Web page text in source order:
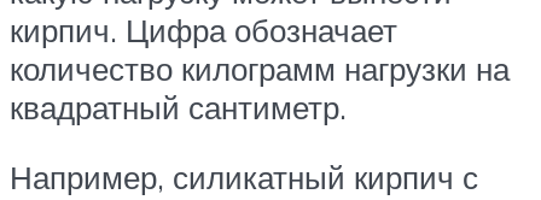
кирпич. Цифра обозначает
количество килограмм нагрузки на
квадратный сантиметр.
Например, силикатный кирпич с